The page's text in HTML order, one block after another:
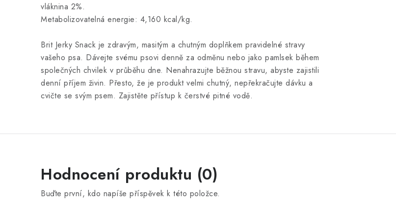
vláknina 2%.
Metabolizovatelná energie: 4,160 kcal/kg.
Brit Jerky Snack je zdravým, masitým a chutným doplňkem pravidelné stravy
vašeho psa. Dávejte svému psovi denně za odměnu nebo jako pamlsek během
společných chvilek v průběhu dne. Nenahrazujte běžnou stravu, abyste zajistili
denní příjem živin. Přesto, že je produkt velmi chutný, nepřekračujte dávku a
cvičte se svým psem. Zajistěte přístup k čerstvé pitné vodě.
Hodnocení produktu (0)
Buďte první, kdo napíše příspěvek k této položce.